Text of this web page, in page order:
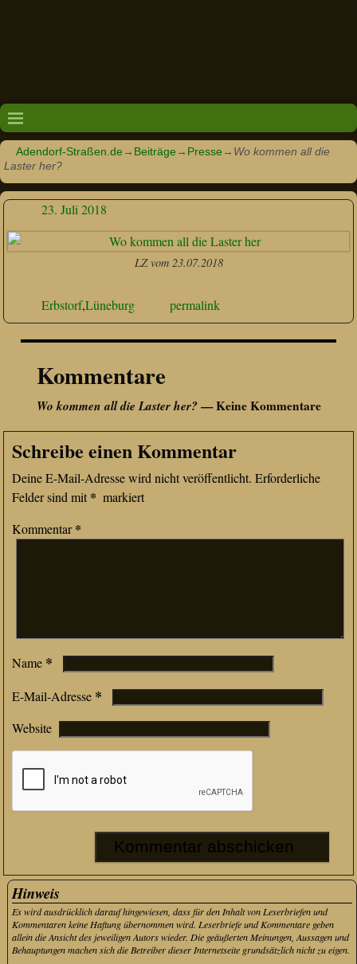
Adendorf-Straßen.de→ Beiträge→ Presse→ Wo kommen all die
Laster her?
23. Juli 2018
LZ vom 23.07.2018
Erbstorf,Lüneburg permalink
Kommentare
Wo kommen all die Laster her?— Keine Kommentare
Schreibe einen Kommentar
Deine E-Mail-Adresse wird nicht veröffentlicht. Erforderliche
Felder sind mit * markiert
Kommentar*
Name *
E-Mail-Adresse *
Website
Hinweis
Es wird ausdrücklich darauf hingewiesen, dass für den Inhalt von Leserbriefen und
Kommentaren keine Haftung übernommen wird. Leserbriefe und Kommentare geben
allein die Ansicht des jeweiligen Autors wieder. Die geäußerten Meinungen, Aussagen und
Behauptungen machen sich die Betreiber dieser Internetseite grundsätzlich nicht zu eigen.